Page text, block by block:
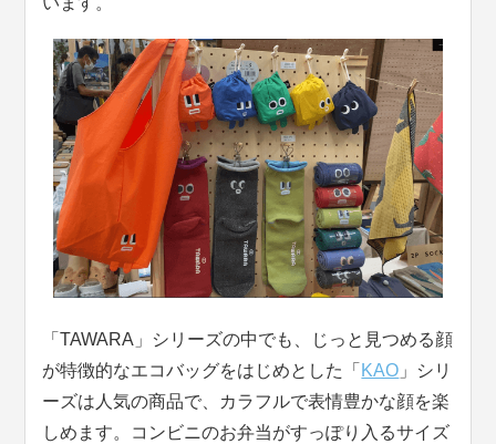
「TAWARA」シリーズの中でも、じっと見つめる顔
が特徴的なエコバッグをはじめとした「 KAO 」シリ
ーズは人気の商品で、カラフルで表情豊かな顔を楽
しめます。コンビニのお弁当がすっぽり入るサイズ